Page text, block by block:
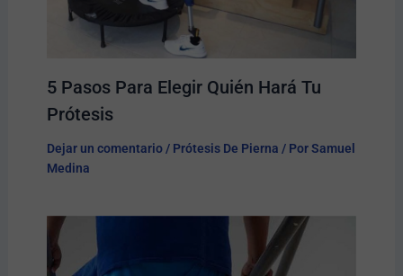
5 Pasos Para Elegir Quién Hará Tu
Prótesis​
Dejar un comentario / Prótesis De Pierna / PorSamuel
Medina